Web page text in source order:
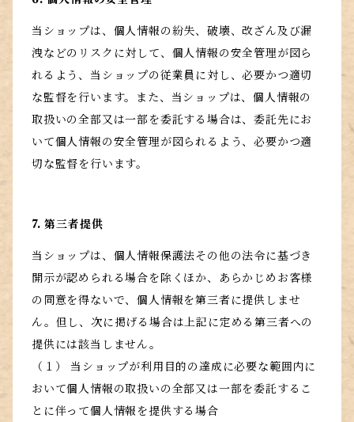
当ショップは、個人情報の紛失、破壊、改ざん及び漏
洩などのリスクに対して、個人情報の安全管理が図ら
れるよう、当ショップの従業員に対し、必要かつ適切
な監督を行います。また、当ショップは、個人情報の
取扱いの全部又は一部を委託する場合は、委託先にお
いて個人情報の安全管理が図られるよう、必要かつ適
切な監督を行います。
7. 第三者提供
当ショップは、個人情報保護法その他の法令に基づき
開示が認められる場合を除くほか、あらかじめお客様
の同意を得ないで、個人情報を第三者に提供しませ
ん。但し、次に掲げる場合は上記に定める第三者への
提供には該当しません。
（１） 当ショップが利用目的の達成に必要な範囲内に
おいて個人情報の取扱いの全部又は一部を委託するこ
とに伴って個人情報を提供する場合